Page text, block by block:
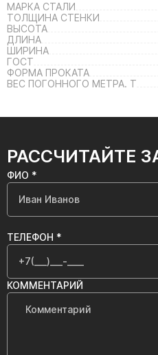
МАРКА СТАЛИ
ТОЛЩИНА СТЕНКИ
ВЫСОТА
ДЛИНА
ШИРИНА
ГОСТ
ФОРМА ПРОКАТА
ВЕС ПОГОННОГО МЕТРА. Т
РАССЧИТАЙТЕ
ФИО *
ТЕЛЕФОН *
КОММЕНТАРИЙ